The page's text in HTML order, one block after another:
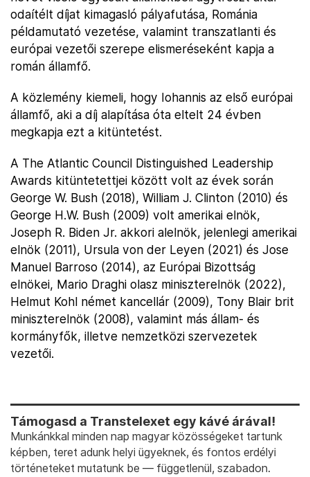
odaítélt díjat kimagasló pályafutása, Románia
példamutató vezetése, valamint transzatlanti és
európai vezetői szerepe elismeréseként kapja a
román államfő.
A közlemény kiemeli, hogy Iohannis az első európai
államfő, aki a díj alapítása óta eltelt 24 évben
megkapja ezt a kitüntetést.
A The Atlantic Council Distinguished Leadership
Awards kitüntetettjei között volt az évek során
George W. Bush (2018), William J. Clinton (2010) és
George H.W. Bush (2009) volt amerikai elnök,
Joseph R. Biden Jr. akkori alelnök, jelenlegi amerikai
elnök (2011), Ursula von der Leyen (2021) és Jose
Manuel Barroso (2014), az Európai Bizottság
elnökei, Mario Draghi olasz miniszterelnök (2022),
Helmut Kohl német kancellár (2009), Tony Blair brit
miniszterelnök (2008), valamint más állam- és
kormányfők, illetve nemzetközi szervezetek
vezetői.
Támogasd a Transtelexet egy kávé árával!
Munkánkkal minden nap magyar közösségeket tartunk
képben, teret adunk helyi ügyeknek, és fontos erdélyi
történeteket mutatunk be — függetlenül, szabadon.